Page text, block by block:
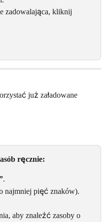
zadowalająca, kliknij
już załadowane
ręcznie:
.
najmniej pięć znaków).
aby znaleźć zasoby o